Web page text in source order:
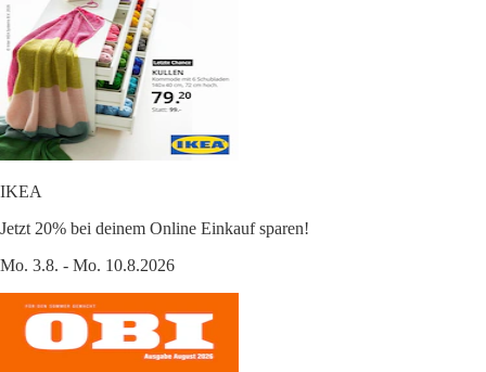
IKEA
Jetzt 20% bei deinem Online Einkauf sparen!
Mo. 3.8. - Mo. 10.8.2026